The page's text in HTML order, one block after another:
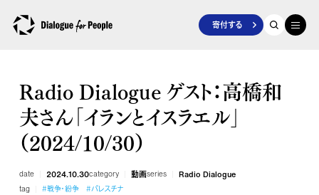
寄付する
Radio Dialogue ゲスト：高橋和
夫さん「イランとイスラエル」
（2024/10/30）
date 2024.10.30category 動画series Radio Dialogue
tag #戦争・紛争 #パレスチナ